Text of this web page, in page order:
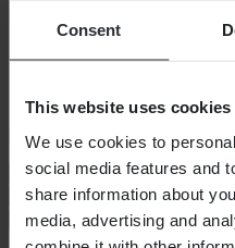
Consent
This website uses cookies
We use cookies to
social media features and
share information about
media, advertising and
Kies helmmaat
Maattabel
S Lage voorraad M L XL
In winkelwagen